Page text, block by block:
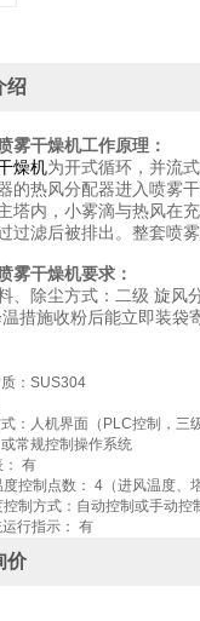
绍
雾干燥机工作原理：
燥机为开式循环，并流
的热风分配器进入喷雾
塔内，小雾滴与热风在
过滤后被排出。整套喷
雾干燥机要求：
、除尘方式：二级 旋风
温措施收粉后能立即装
： SUS304
：人机界面（ PLC控制，三
常规控制操作系统
有
度控制点数： 4 （进风温度、
控制方式：自动控制或手动控
行指示： 有
价